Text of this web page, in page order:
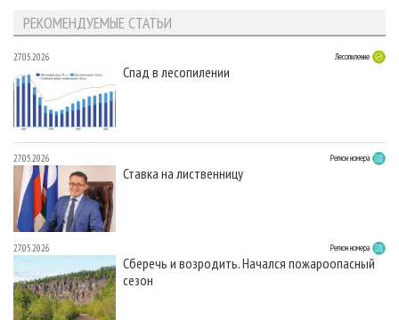
РЕКОМЕНДУЕМЫЕ СТАТЬИ
27.05.2026 Лесопиление
Спад в лесопилении
27.05.2026 Регион номера
Ставка на лиственницу
27.05.2026 Регион номера
Сберечь и возродить. Начался пожароопасный
сезон